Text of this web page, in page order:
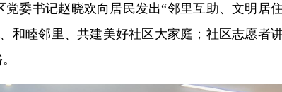
委书记赵晓欢向居民发出“邻里互助、文明居
和睦邻里、共建美好社区大家庭；社区志愿者